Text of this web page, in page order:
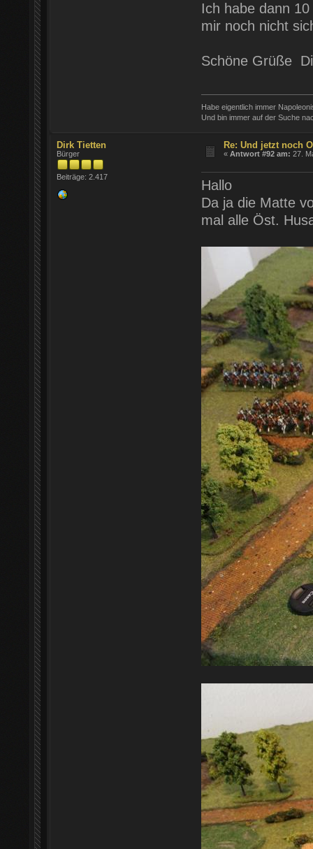
Ich habe dann
mir noch nicht
Schöne Grüße
Habe eigentlich immer
Und bin immer auf der Suche
Dirk Tietten
Bürger
Beiträge: 2.417
Re: Und jetzt noch
«Antwort #92 am: 27.
Hallo
Da ja die Matte
mal alle Öst.